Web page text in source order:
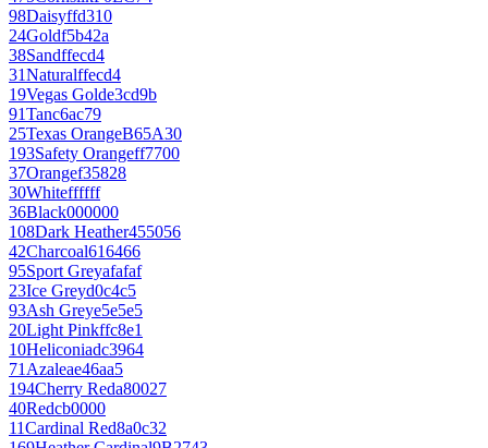
98Daisyffd310
24Goldf5b42a
38Sandffecd4
31Naturalffecd4
19Vegas Golde3cd9b
91Tanc6ac79
25Texas OrangeB65A30
193Safety Orangeff7700
37Orangef35828
30Whiteffffff
36Black000000
108Dark Heather455056
42Charcoal616466
95Sport Greyafafaf
23Ice Greyd0c4c5
93Ash Greye5e5e5
20Light Pinkffc8e1
10Heliconiadc3964
71Azaleae46aa5
194Cherry Reda80027
40Redcb0000
11Cardinal Red8a0c32